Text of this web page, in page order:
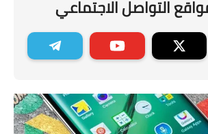
التواصل الاجتماعي